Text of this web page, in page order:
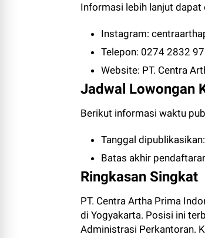
Informasi lebih lanjut dapat
Instagram:
Telepon: 0274 2832
Website: PT. Centra
Jadwal Lowongan
Berikut informasi waktu
Tanggal
Batas akhir
Ringkasan Singkat
PT. Centra Artha Prima
di Yogyakarta. Posisi ini
Administrasi Perkantoran.